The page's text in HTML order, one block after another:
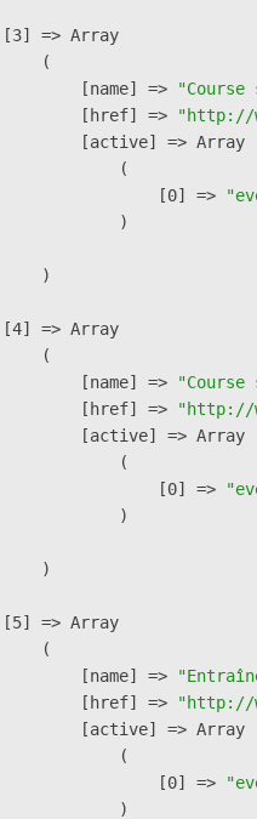
=> Array
(
[name] =>
[href] =>
"http://
[active] => Array
(
[0] =>
)
)
=> Array
(
[name] =>
[href] =>
"http://
[active] => Array
(
[0] =>
)
)
=> Array
(
[name] =>
[href] =>
"http://
[active] => Array
(
[0] =>
)